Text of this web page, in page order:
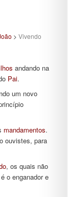
> Vivendo
andando na
Pai.
um novo
mandamentos.
ouvistes, para
, os quais não
o enganador e